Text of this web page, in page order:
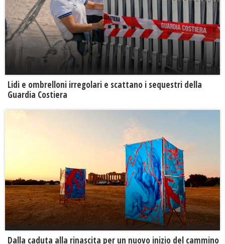
Lidi e ombrelloni irregolari e scattano i sequestri della
Guardia Costiera
Dalla caduta alla rinascita per un nuovo inizio del cammino